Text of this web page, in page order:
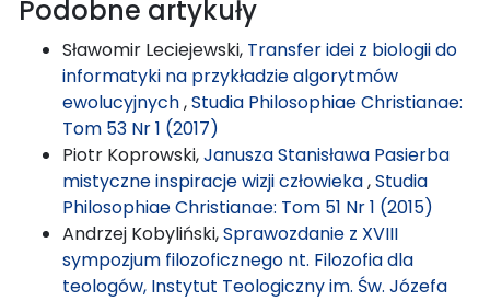
Podobne artykuły
Sławomir Leciejewski, Transfer idei z biologii do
informatyki na przykładzie algorytmów
ewolucyjnych,Studia Philosophiae Christianae:
Tom 53 Nr 1 (2017)
Piotr Koprowski,Janusza Stanisława Pasierba
mistyczne inspiracje wizji człowieka,Studia
Philosophiae Christianae: Tom 51 Nr 1 (2015)
Andrzej Kobyliński,Sprawozdanie z XVIII
sympozjum filozoficznego nt. Filozofia dla
teologów, Instytut Teologiczny im. Św. Józefa